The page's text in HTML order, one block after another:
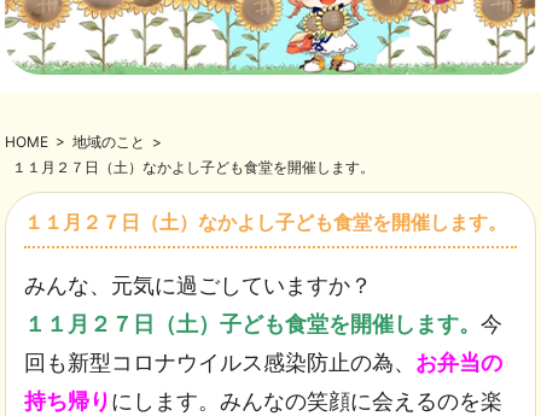
HOME > 地域のこと
>
１１月２７日（土）なかよし子ども食堂を開催します。
１１月２７日（土）なかよし子ども食堂を開催します。
みんな、元気に過ごしていますか？
１１月２７日（土）子ども食堂を開催します。今
回も新型コロナウイルス感染防止の為、 お弁当の
持ち帰りにします。みんなの笑顔に会えるのを楽